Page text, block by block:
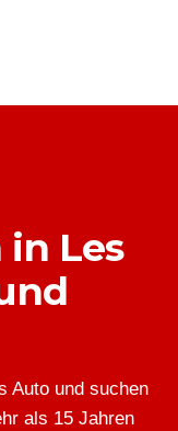
Les
Auto und suchen
als 15 Jahren